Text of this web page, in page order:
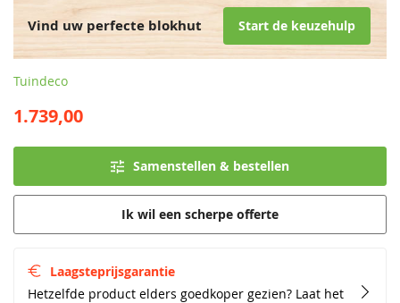
Vind uw perfecte blokhut Start de keuzehulp
Tuindeco
1.739,00
Laagsteprijsgarantie
Hetzelfde product elders goedkoper gezien? Laat het
Samenstellen & bestellen
Ik wil een scherpe offerte